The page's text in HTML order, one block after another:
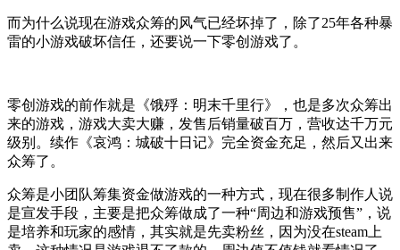
而为什么说现在游戏众筹的风气已经坏掉了，除了25年各种暴
雷的小游戏破坏信任，还要说一下零创游戏了。
零创游戏的前作就是《饿殍：明末千里行》，也是多次众筹出
来的游戏，游戏大卖大赚，发售后销量破百万，营收达千万元
级别。续作《哀鸿：城破十日记》完全资金充足，然后又出来
众筹了。
众筹是小团队筹集资金做游戏的一种方式，现在很多制作人说
是宣发手段，主要是把众筹做成了一种“周边和游戏预售”，说
是培养和玩家的感情，其实就是先卖粉丝，因为没在steam上